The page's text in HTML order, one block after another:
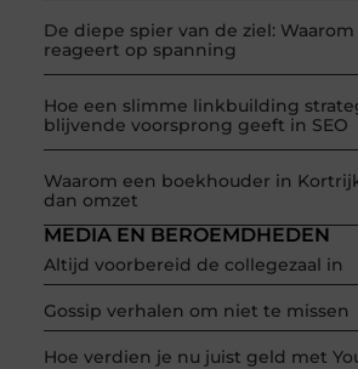
De diepe spier van de ziel: Waarom
reageert op spanning
Hoe een slimme linkbuilding
blijvende voorsprong geeft in SEO
Waarom een boekhouder in
dan omzet
MEDIA EN BEROEMDHEDEN
Altijd voorbereid de collegezaal in
Gossip verhalen om niet te missen
Hoe verdien je nu juist geld met